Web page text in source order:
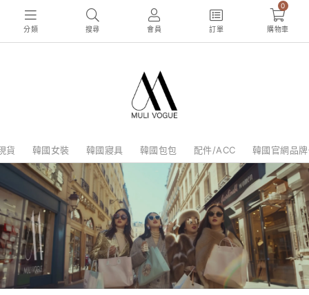
分類 搜尋 會員 訂單
0
購物車
貨 韓國女裝 韓國寢具 韓國包包 配件/ACC 韓國官網品